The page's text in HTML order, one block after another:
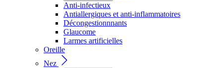
Anti-infectieux
Antiallergiques et anti-inflammatoires
Décongestionnnants
Glaucome
Larmes artificielles
Oreille
Nez